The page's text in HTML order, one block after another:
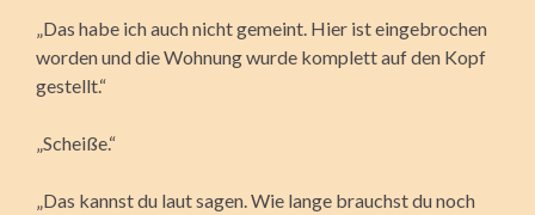
„Das habe ich auch nicht gemeint. Hier ist eingebrochen
worden und die Wohnung wurde komplett auf den Kopf
gestellt.“
„Scheiße.“
„Das kannst du laut sagen. Wie lange brauchst du noch